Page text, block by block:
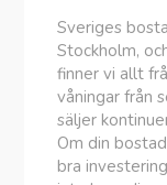
Sveriges
Stockholm,
finner vi allt
våningar från
säljer
Om din
bra